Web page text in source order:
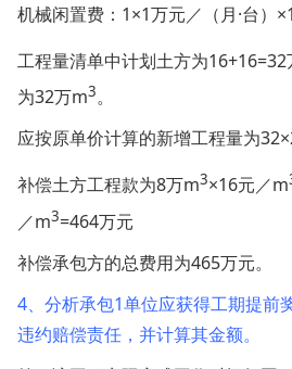
机械闲置费：1×1万元／（月·台）
工程量清单中计划土方为16+16=32
为32万m3。
应按原单价计算的新增工程量为
补偿土方工程款为8万m3×16元／m
／m3=464万元
补偿承包方的总费用为465万元。
4、分析承包1单位应获得工期提前
违约赔偿责任，并计算其金额。